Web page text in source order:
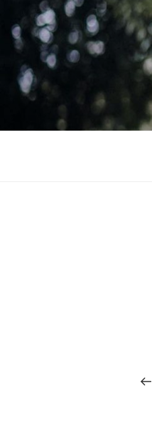
indhold